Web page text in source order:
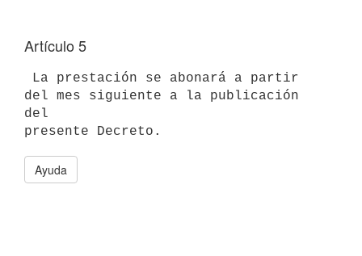
Artículo 5
del mes siguiente a la publicación
del
Ayuda